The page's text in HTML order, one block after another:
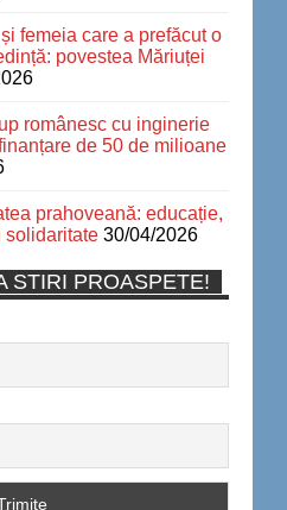
femeia care a prefăcut o
povestea Măriuței
românesc cu inginerie
de 50 de milioane
prahoveană: educație,
solidaritate 30/04/2026
STIRI PROASPETE!